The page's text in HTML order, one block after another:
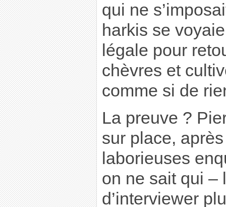
qui ne
harkis se
légale pour
chèvres et
comme si de
La preuve ?
sur place,
laborieuses
on ne sait qui –
d’interviewer